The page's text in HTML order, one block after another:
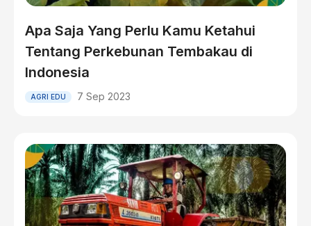
Apa Saja Yang Perlu Kamu Ketahui
Tentang Perkebunan Tembakau di
Indonesia
AGRI EDU 7 Sep 2023